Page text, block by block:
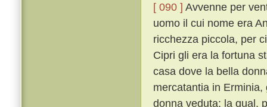
[ 090 ] Avvenne per
uomo il cui nome era
ricchezza piccola, per
Cipri gli era la fortuna
casa dove la bella
mercatantia in
donna veduta; la qual,